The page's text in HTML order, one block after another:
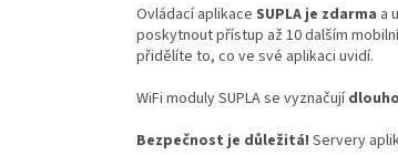
Ovládací aplikace SUPLA je zdarma a
poskytnout přístup až 10 dalším
přidělíte to, co ve své aplikaci uvidí.
WiFi moduly SUPLA se vyznačují
Bezpečnost je důležitá! Servery